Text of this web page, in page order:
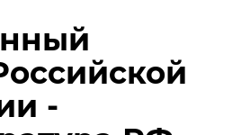
-